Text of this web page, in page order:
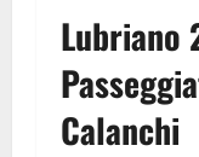
Lubriano
Calanchi